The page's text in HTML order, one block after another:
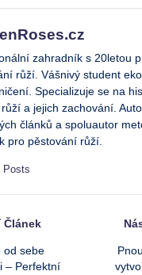
zahradník s 20letou
růží. Vášnivý student
Specializuje se na
a jejich zachování.
článků a spoluautor
pro pěstování růží.
Posts
Článek
od sebe
– Perfektní